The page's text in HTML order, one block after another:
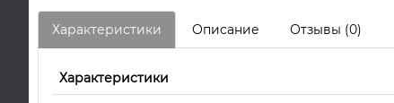
Характеристики Описание Отзывы (0)
Характеристики